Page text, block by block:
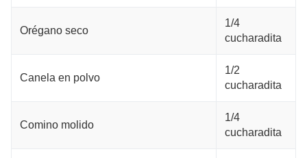
Orégano seco
1/4
cucharadita
Canela en polvo
1/2
cucharadita
Comino molido
1/4
cucharadita